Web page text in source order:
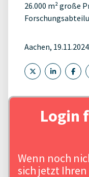
26.000 m² große
Aachen, 19.11.2024
Login
Wenn noch
sich jetzt